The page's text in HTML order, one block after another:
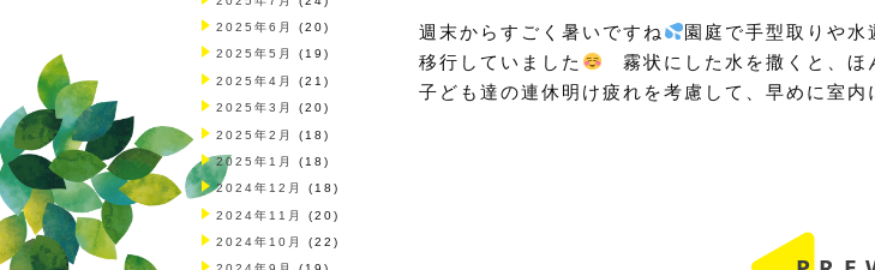
週末からすごく暑いですね 園庭で手型取りや水
移行していました
霧状にした水を撒くと、ほ
子ども達の連休明け疲れを考慮して、早めに室
2025年6月 (20)
2025年5月 (19)
2025年4月 (21)
2025年3月 (20)
2025年2月 (18)
2025年1月 (18)
2024年12月 (18)
2024年11月 (20)
2024年10月 (22)